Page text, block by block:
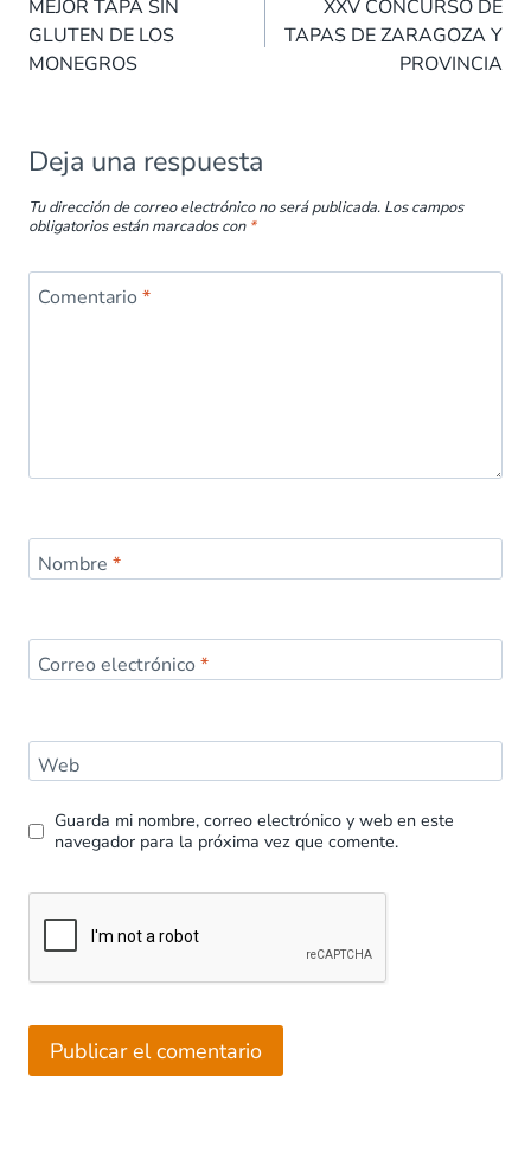
o
o
A
p
dI
n
ar
tir
entradas
MEJOR TAPA SIN
GLUTEN DE LOS
MONEGROS
XXV CONCURSO DE
TAPAS DE ZARAGOZA Y
PROVINCIA
Deja una respuesta
Tu dirección de correo electrónico no será publicada. Los campos
obligatorios están marcados con *
Comentario *
Nombre *
Correo electrónico *
Web
Guarda mi nombre, correo electrónico y web en este
navegador para la próxima vez que comente.